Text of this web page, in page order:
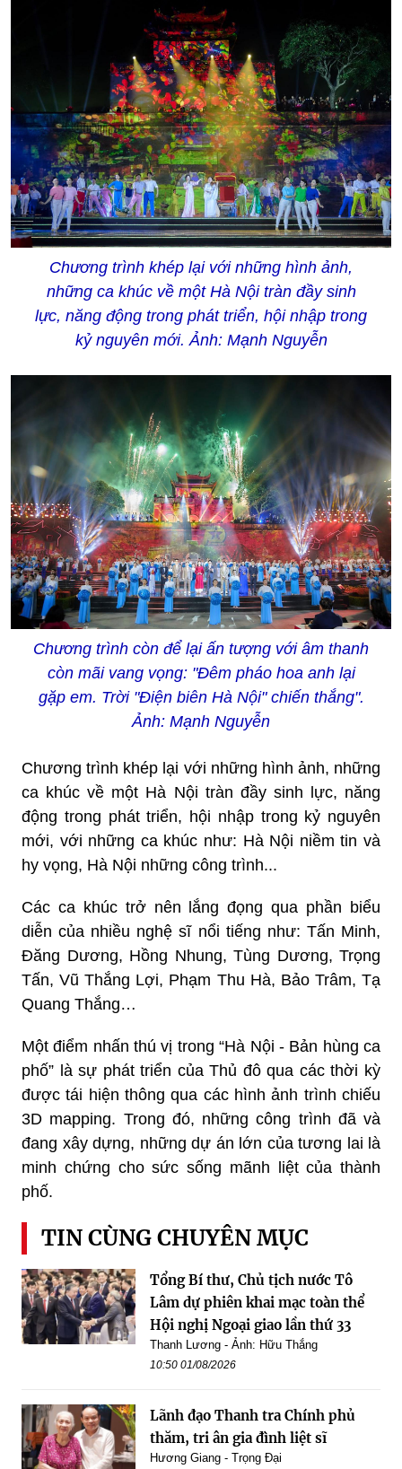
Chương trình khép lại với những hình ảnh,
những ca khúc về một Hà Nội tràn đầy sinh
lực, năng động trong phát triển, hội nhập trong
kỷ nguyên mới. Ảnh: Mạnh Nguyễn
Chương trình còn để lại ấn tượng với âm thanh
còn mãi vang vọng: "Đêm pháo hoa anh lại
gặp em. Trời "Điện biên Hà Nội" chiến thắng".
Ảnh: Mạnh Nguyễn
Chương trình khép lại với những hình ảnh, những
ca khúc về một Hà Nội tràn đầy sinh lực, năng
động trong phát triển, hội nhập trong kỷ nguyên
mới, với những ca khúc như: Hà Nội niềm tin và
hy vọng, Hà Nội những công trình...
Các ca khúc trở nên lắng đọng qua phần biểu
diễn của nhiều nghệ sĩ nổi tiếng như: Tấn Minh,
Đăng Dương, Hồng Nhung, Tùng Dương, Trọng
Tấn, Vũ Thắng Lợi, Phạm Thu Hà, Bảo Trâm, Tạ
Quang Thắng…
Một điểm nhấn thú vị trong “Hà Nội - Bản hùng ca
phố” là sự phát triển của Thủ đô qua các thời kỳ
được tái hiện thông qua các hình ảnh trình chiếu
3D mapping. Trong đó, những công trình đã và
đang xây dựng, những dự án lớn của tương lai là
minh chứng cho sức sống mãnh liệt của thành
phố.
TIN CÙNG CHUYÊN MỤC
Tổng Bí thư, Chủ tịch nước Tô
Lâm dự phiên khai mạc toàn thể
Hội nghị Ngoại giao lần thứ 33
Thanh Lương - Ảnh: Hữu Thắng
10:50 01/08/2026
Lãnh đạo Thanh tra Chính phủ
thăm, tri ân gia đình liệt sĩ
Hương Giang - Trọng Đại